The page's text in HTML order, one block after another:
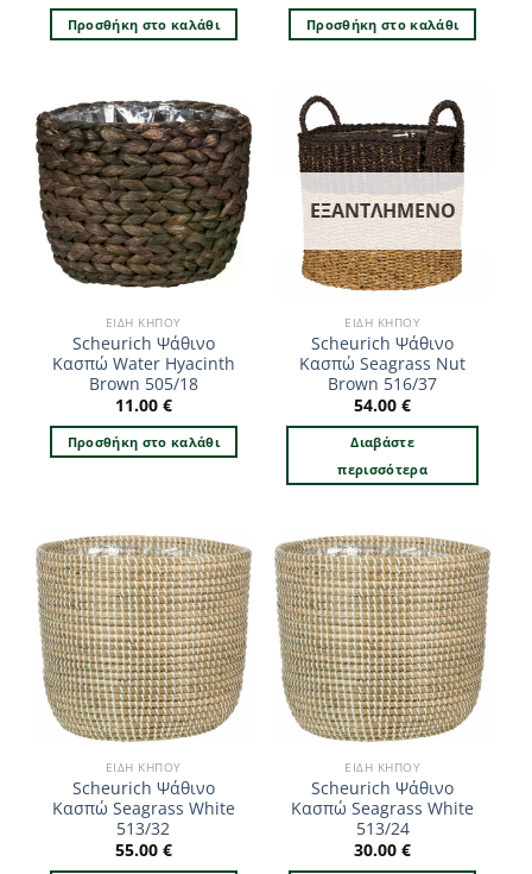
Προσθήκη στο καλάθι Προσθήκη στο καλάθι
ΕΊΔΗ ΚΉΠΟΥ
Scheurich Ψάθινο
Κασπώ Water Hyacinth
Brown 505/18
11.00 €
Προσθήκη στο καλάθι
ΕΞΑΝΤΛΗΜΈΝΟ
ΕΊΔΗ ΚΉΠΟΥ
Scheurich Ψάθινο
Κασπώ Seagrass Nut
Brown 516/37
54.00€
Διαβάστε
περισσότερα
ΕΊΔΗ ΚΉΠΟΥ
Scheurich Ψάθινο
Κασπώ Seagrass White
513/32
55.00 €
ΕΊΔΗ ΚΉΠΟΥ
Scheurich Ψάθινο
Κασπώ Seagrass White
513/24
30.00€